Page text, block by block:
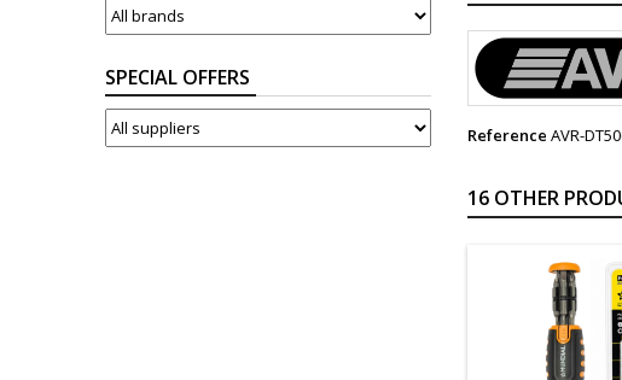
SUPPLIERS
Reference AVR-
16 OTHER